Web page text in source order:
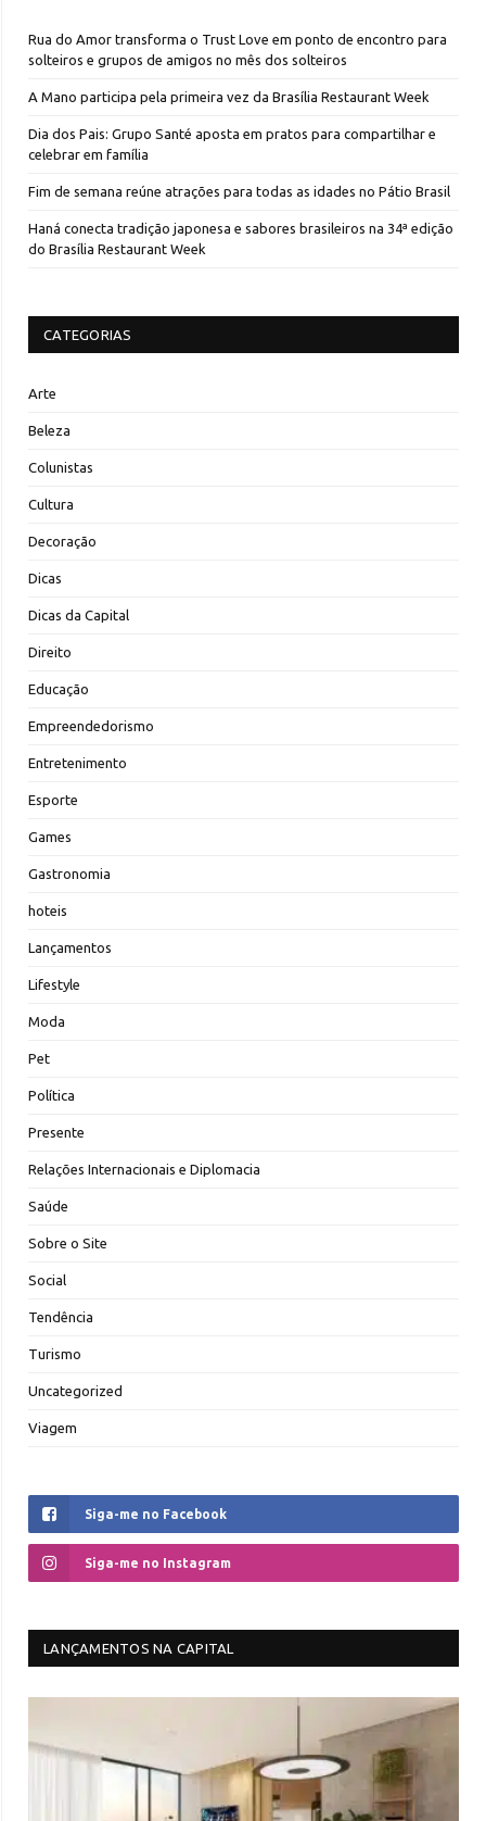
Rua do Amor transforma o Trust Love em ponto de encontro para
solteiros e grupos de amigos no mês dos solteiros
A Mano participa pela primeira vez da Brasília Restaurant Week
Dia dos Pais: Grupo Santé aposta em pratos para compartilhar e
celebrar em família
Fim de semana reúne atrações para todas as idades no Pátio Brasil
Haná conecta tradição japonesa e sabores brasileiros na 34ª edição
do Brasília Restaurant Week
CATEGORIAS
Arte
Beleza
Colunistas
Cultura
Decoração
Dicas
Dicas da Capital
Direito
Educação
Empreendedorismo
Entretenimento
Esporte
Games
Gastronomia
hoteis
Lançamentos
Lifestyle
Moda
Pet
Política
Presente
Relações Internacionais e Diplomacia
Saúde
Sobre o Site
Social
Tendência
Turismo
Uncategorized
Viagem
Siga-me no Facebook
Siga-me no Instagram
LANÇAMENTOS NA CAPITAL